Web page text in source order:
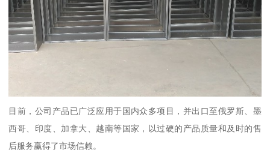
目前，公司产品已广泛应用于国内众多项目，并出口至俄罗斯、墨
西哥、印度、加拿大、越南等国家，以过硬的产品质量和及时的售
后服务赢得了市场信赖。